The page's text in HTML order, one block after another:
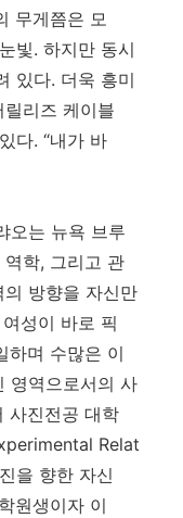
무게쯤은 모
빛. 하지만 동시
있다. 더욱 흥미
리즈 케이블
다. “내가 바
오는 뉴욕 브루
학, 그리고 관
방향을 자신만
성이 바로 픽
하며 수많은 이
영역으로서의 사
사진전공 대학
Relat
을 향한 자신
원생이자 이